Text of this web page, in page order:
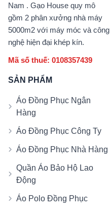
Nam . Gạo House quy mô
gồm 2 phân xưởng nhà máy
5000m2 với máy móc và công
nghệ hiện đại khép kín.
Mã số thuế: 0108357439
SẢN PHẨM
Áo Đồng Phục Ngân
Hàng
Áo Đồng Phục Công Ty
Áo Đồng Phục Nhà Hàng
Quần Áo Bảo Hộ Lao
Động
Áo Polo Đồng Phục